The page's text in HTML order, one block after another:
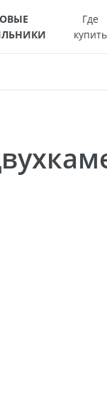
Где
купить